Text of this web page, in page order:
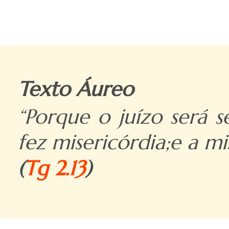
Texto Áureo
“Porque o juízo será
fez misericórdia;e a
(Tg 2.13)